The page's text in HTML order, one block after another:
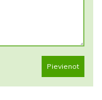
Pievienot